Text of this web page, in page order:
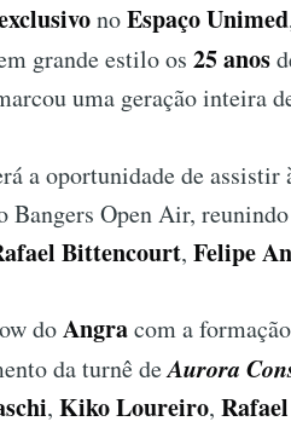
noEspaço Unimed
grande estilo os 25 anos
uma geração inteira
a oportunidade de assistir
Bangers Open Air,
Bittencourt, Felipe
doAngracom a
da turnê deAurora
, Kiko Loureiro,